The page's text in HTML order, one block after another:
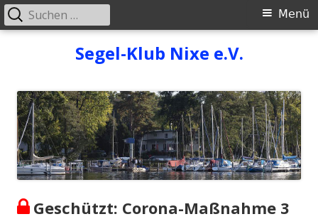
Segel-Klub Nixe e.V.
Primäres
Menü
Suchen
nach:
Geschützt: Corona-Maßnahme 3